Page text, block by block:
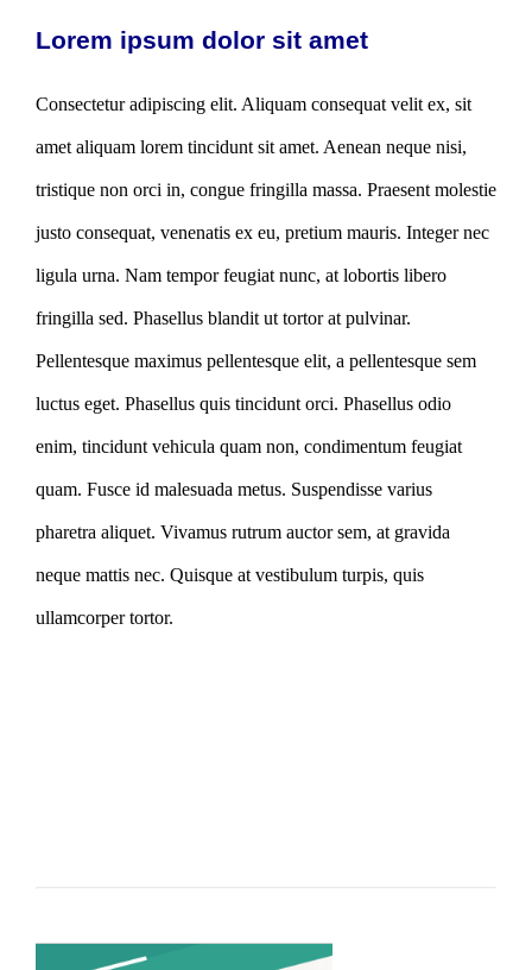
Lorem ipsum dolor sit amet
Consectetur adipiscing elit. Aliquam consequat velit ex, sit
amet aliquam lorem tincidunt sit amet. Aenean neque nisi,
tristique non orci in, congue fringilla massa. Praesent molestie
justo consequat, venenatis ex eu, pretium mauris. Integer nec
ligula urna. Nam tempor feugiat nunc, at lobortis libero
fringilla sed. Phasellus blandit ut tortor at pulvinar.
Pellentesque maximus pellentesque elit, a pellentesque sem
luctus eget. Phasellus quis tincidunt orci. Phasellus odio
enim, tincidunt vehicula quam non, condimentum feugiat
quam. Fusce id malesuada metus. Suspendisse varius
pharetra aliquet. Vivamus rutrum auctor sem, at gravida
neque mattis nec. Quisque at vestibulum turpis, quis
ullamcorper tortor.